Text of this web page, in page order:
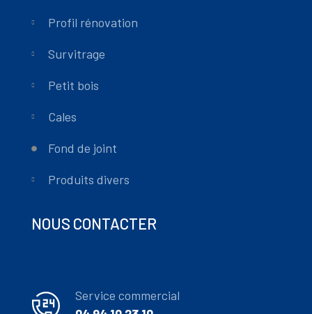
Profil rénovation
Survitrage
Petit bois
Cales
Fond de joint
Produits divers
NOUS CONTACTER
Service commercial